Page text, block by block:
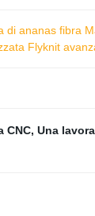
di ananas fibra
Flyknit
CNC, Una